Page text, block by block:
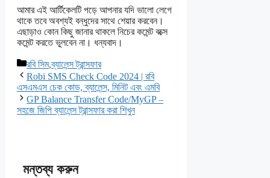
আমার এই আর্টিকেলটি পড়ে আপনার যদি ভালো লেগে
থাকে তবে অবশ্যই বন্ধুদের সাথে শেয়ার করবেন।
এছাড়াও কোন কিছু জানার থাকলে নিচের কমেন্ট বক্সে
কমেন্ট করতে ভুলবেন না। ধন্যবাদ।
বিভাগ
সমূহ
রবি সিম,ব্যালেন্স ট্রান্সফার
Robi SMS Check Code 2024 | রবি
এসএমএস চেক কোড, ব্যালেন্স, মিনিট এবং এমবি
GP Balance Transfer Code/MyGP –
সহজে জিপি ব্যালেন্স ট্রান্সফার করা শিখুন
মন্তব্য করুন